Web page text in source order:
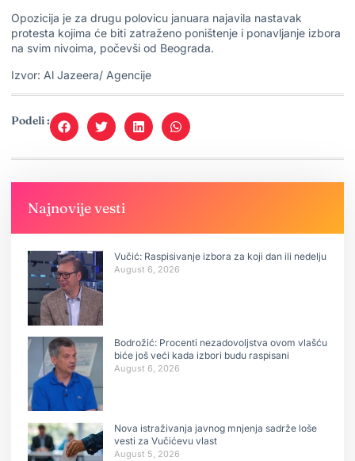
Opozicija je za drugu polovicu januara najavila nastavak
protesta kojima će biti zatraženo poništenje i ponavljanje izbora
na svim nivoima, počevši od Beograda.
Izvor: Al Jazeera/ Agencije
Podeli :
Najnovije vesti
Vučić: Raspisivanje izbora za koji dan ili nedelju
August 6, 2026
Bodrožić: Procenti nezadovoljstva ovom vlašću
biće još veći kada izbori budu raspisani
August 6, 2026
Nova istraživanja javnog mnjenja sadrže loše
vesti za Vučićevu vlast
August 5, 2026